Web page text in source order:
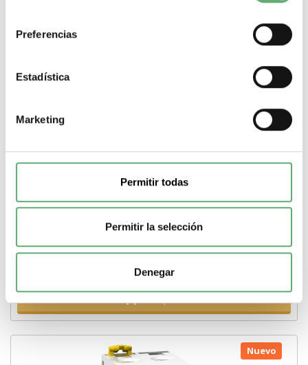
Preferencias
Estadística
Marketing
Permitir todas
Permitir la selección
Denegar
MAGNETOTERMICO 1P+N 16A CURVA C K60N ref.
21,93€8,24€
Interruptor automático en miniatura...
Poder de Corte6000 A GamaActi 9 Pasos de 9mm (medio
automático en miniatura Corriente nominal16 A
Nuevo